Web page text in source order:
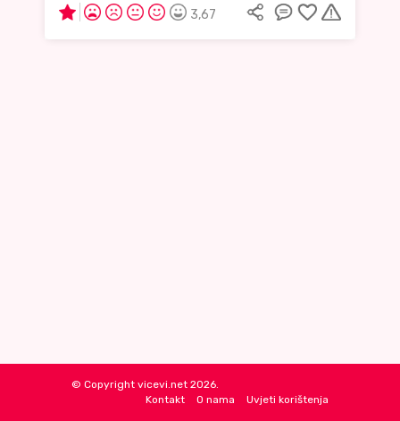
3,67
© Copyright vicevi.net 2026.
Kontakt
O nama Uvjeti korištenja